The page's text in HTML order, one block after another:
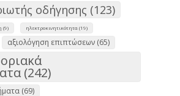
οδήγησης (123)
(9) ηλεκτροκινητικότητα (19)
αξιολόγηση επιπτώσεων (65)
(242)
(69)